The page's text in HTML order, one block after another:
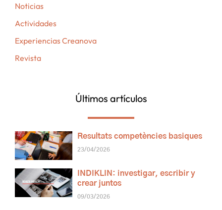
Noticias
Actividades
Experiencias Creanova
Revista
Últimos artículos
Resultats competències basiques
23/04/2026
INDIKLIN: investigar, escribir y
crear juntos
09/03/2026